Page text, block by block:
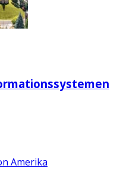
Amerika